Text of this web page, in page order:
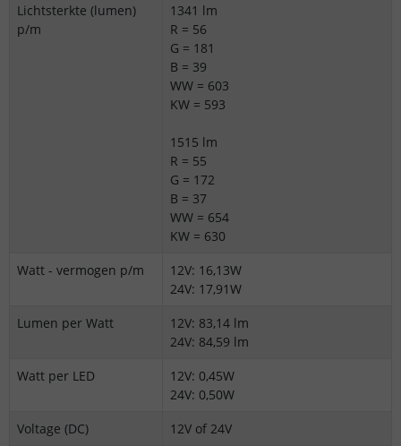
Lichtsterkte (lumen)
p/m
1341 lm
R = 56
G = 181
B = 39
WW = 603
KW = 593
1515 lm
R = 55
G = 172
B = 37
WW = 654
KW = 630
Watt - vermogen p/m
12V: 16,13W
24V: 17,91W
Lumen per Watt
12V: 83,14 lm
24V: 84,59 lm
Watt per LED
12V: 0,45W
24V: 0,50W
Voltage (DC)
12V of 24V